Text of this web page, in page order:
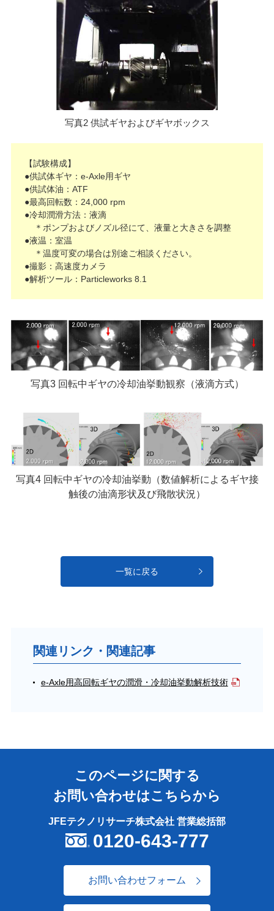
写真2 供試ギヤおよびギヤボックス
【試験構成】
●供試体ギヤ：e-Axle用ギヤ
●供試体油：ATF
●最高回転数：24,000 rpm
●冷却潤滑方法：液滴
＊ポンプおよびノズル径にて、液量と大きさを調整
●液温：室温
＊温度可変の場合は別途ご相談ください。
●撮影：高速度カメラ
●解析ツール：Particleworks 8.1
写真3 回転中ギヤの冷却油挙動観察（液滴方式）
写真4 回転中ギヤの冷却油挙動（数値解析によるギヤ接
触後の油滴形状及び飛散状況）
一覧に戻る
関連リンク・関連記事
e-Axle用高回転ギヤの潤滑・冷却油挙動解析技術
このページに関する
お問い合わせはこちらから
JFEテクノリサーチ株式会社 営業総括部
0120-643-777
お問い合わせフォーム